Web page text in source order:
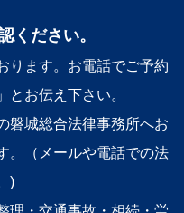
ください。
ります。お電話でご予約
お伝え下さい。
磐城総合法律事務所へお
。（メールや電話での法
)